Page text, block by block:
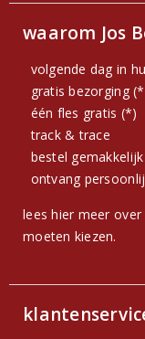
waarom Jos
volgende dag in
gratis bezorging
één fles gratis (*)
track & trace
bestel
ontvang
lees hier meer
moeten kiezen.